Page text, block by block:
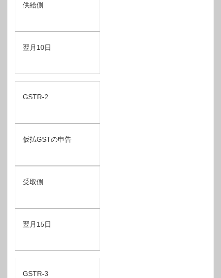
供給側
翌月10日
GSTR-2
仮払GSTの申告
受取側
翌月15日
GSTR-3